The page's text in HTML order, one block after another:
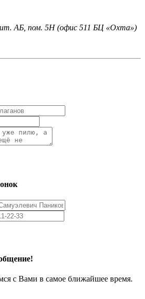
АБ, пом. 5Н (офис 511 БЦ «Охта»)
с Вами в самое ближайшее время.